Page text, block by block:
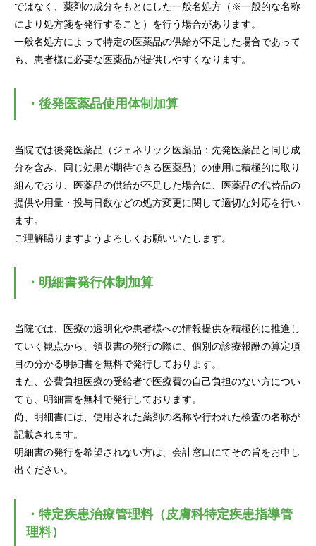
ではなく、薬剤の成分をもとにした一般名処方（※一般的な名称
により処方箋を発行すること）を行う場合があります。
一般名処方によって特定の医薬品の供給が不足した場合であって
も、患者様に必要な医薬品が提供しやすくなります。
・後発医薬品使用体制加算
当院では後発医薬品（ジェネリック医薬品：先発医薬品と同じ成
分を含み、同じ効果が期待できる医薬品）の使用に積極的に取り
組んでおり、医薬品の供給が不足した場合に、医薬品の代替品の
提供や用量・投与日数などの処方変更に関して適切な対応を行い
ます。
ご理解賜りますようよろしくお願いいたします。
・明細書発行体制加算
当院では、医療の透明化や患者様への情報提供を積極的に推進し
ていく観点から、領収書の発行の際に、個別の診療報酬の算定項
目の分かる明細書を無料で発行しております。
また、公費負担医療の受給者で医療費の自己負担のない方につい
ても、明細書を無料で発行しております。
尚、明細書には、使用された薬剤の名称や行われた検査の名称が
記載されます。
明細書の発行を希望されない方は、会計窓口にてその旨をお申し
出ください。
・特定疾患治療管理料（皮膚科特定疾患指導管
理料）